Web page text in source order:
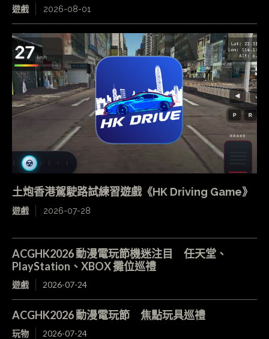
遊戲 2026-08-01
土炮香港駕駛路試練習遊戲《HK Driving Game》
遊戲 2026-07-28
ACGHK2026 動漫電玩節機迷注目 任天堂、
PlayStation、XBOX 攤位巡禮
遊戲 2026-07-24
ACGHK2026 動漫電玩節 焦點玩具巡禮
玩物 2026-07-24